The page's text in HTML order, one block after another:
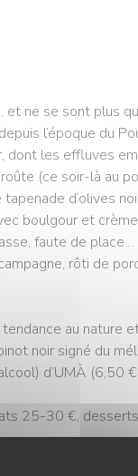
ne se sont plus
l’époque du
dont les effluves
(ce soir-là au
d’olives
boulgour et
faute de place…
rôti de
au nature
noir signé du
d’UMÀ (6,50
25-30 €,